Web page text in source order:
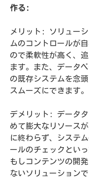
作る:
メリット:
ソリュー
ムのコントロールが
ので柔軟性が高く、
ます。また、データ
の既存システムを念
スムーズにできます。
デメリット:
データ
めて膨大なリソース
に終わらず、システ
ールのチェックとい
もしコンテンツの開
ないソリューションで